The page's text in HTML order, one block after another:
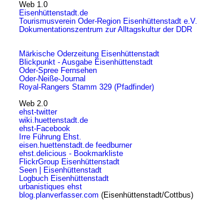
Web 1.0
Eisenhüttenstadt.de
Tourismusverein Oder-Region Eisenhüttenstadt e.V.
Dokumentationszentrum zur Alltagskultur der DDR
Märkische Oderzeitung Eisenhüttenstadt
Blickpunkt - Ausgabe Eisenhüttenstadt
Oder-Spree Fernsehen
Oder-Neiße-Journal
Royal-Rangers Stamm 329 (Pfadfinder)
Web 2.0
ehst-twitter
wiki.huettenstadt.de
ehst-Facebook
Irre Führung Ehst.
eisen.huettenstadt.de feedburner
ehst.delicious - Bookmarkliste
FlickrGroup Eisenhüttenstadt
Seen | Eisenhüttenstadt
Logbuch Eisenhüttenstadt
urbanistiques ehst
blog.planverfasser.com (Eisenhüttenstadt/Cottbus)